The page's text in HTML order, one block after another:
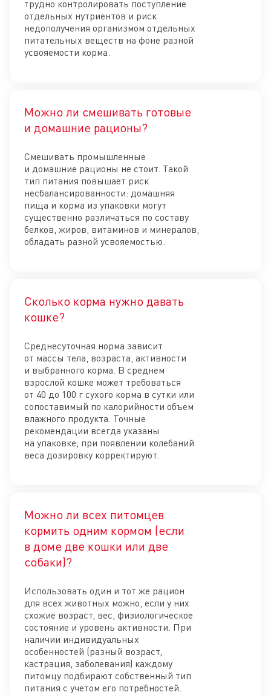
трудно контролировать поступление
отдельных нутриентов и риск
недополучения организмом отдельных
питательных веществ на фоне разной
усвояемости корма.
Можно ли смешивать готовые
и домашние рационы?
Смешивать промышленные
и домашние рационы не стоит. Такой
тип питания повышает риск
несбалансированности: домашняя
пища и корма из упаковки могут
существенно различаться по составу
белков, жиров, витаминов и минералов,
обладать разной усвояемостью.
Сколько корма нужно давать
кошке?
Среднесуточная норма зависит
от массы тела, возраста, активности
и выбранного корма. В среднем
взрослой кошке может требоваться
от 40 до 100 г сухого корма в сутки или
сопоставимый по калорийности объем
влажного продукта. Точные
рекомендации всегда указаны
на упаковке; при появлении колебаний
веса дозировку корректируют.
Можно ли всех питомцев
кормить одним кормом (если
в доме две кошки или две
собаки)?
Использовать один и тот же рацион
для всех животных можно, если у них
схожие возраст, вес, физиологическое
состояние и уровень активности. При
наличии индивидуальных
особенностей (разный возраст,
кастрация, заболевания) каждому
питомцу подбирают собственный тип
питания с учетом его потребностей.